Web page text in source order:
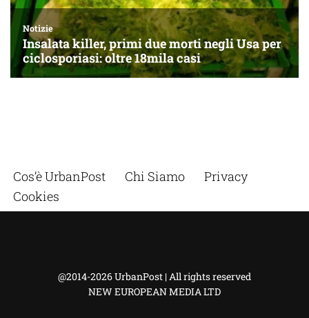
Cos’è UrbanPost Chi Siamo
Privacy
Cookies
@2014-2026 UrbanPost | All rights reserved
NEW EUROPEAN MEDIA LTD